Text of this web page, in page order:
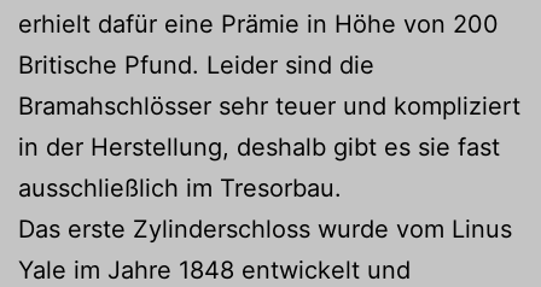
erhielt dafür eine Prämie in Höhe von 200
Britische Pfund. Leider sind die
Bramahschlösser sehr teuer und kompliziert
in der Herstellung, deshalb gibt es sie fast
ausschließlich im Tresorbau.
Das erste Zylinderschloss wurde vom Linus
Yale im Jahre 1848 entwickelt und